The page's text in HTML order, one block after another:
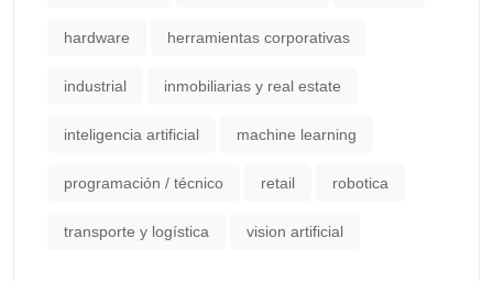
hardware herramientas corporativas
industrial inmobiliarias y real estate
inteligencia artificial machine learning
programación / técnico retail robotica
transporte y logística vision artificial